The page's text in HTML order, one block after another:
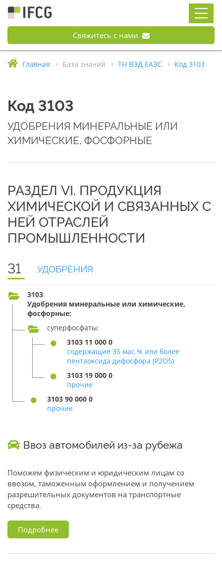
Свяжитесь с нами
Главная База знаний ТН ВЭД ЕАЭС Код 3103
Код 3103
УДОБРЕНИЯ МИНЕРАЛЬНЫЕ ИЛИ
ХИМИЧЕСКИЕ, ФОСФОРНЫЕ
РАЗДЕЛ VI. ПРОДУКЦИЯ
ХИМИЧЕСКОЙ И СВЯЗАННЫХ С
НЕЙ ОТРАСЛЕЙ
ПРОМЫШЛЕННОСТИ
31 УДОБРЕНИЯ
3103
Удобрения минеральные или химические,
фосфорные:
суперфосфаты:
3103 11 000 0
содержащие 35 мас.% или более
пентаоксида дифосфора (P2O5)
3103 19 000 0
прочие
3103 90 000 0
прочие
Ввоз автомобилей из-за рубежа
Поможем физическим и юридическим лицам со
ввозом, таможенным оформлением и получением
разрешительных документов на транспортные
средства.
Подробнее